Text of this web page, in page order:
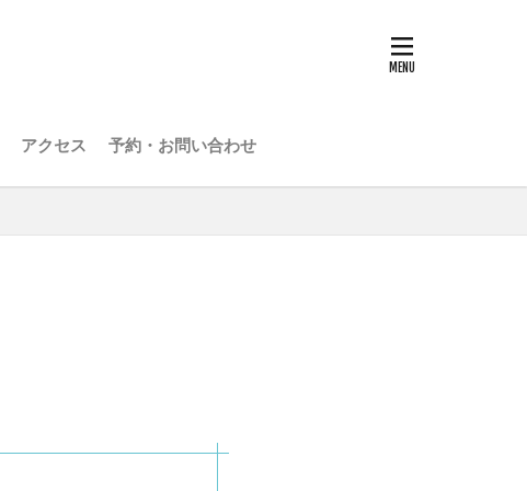
アクセス 予約・お問い合わせ